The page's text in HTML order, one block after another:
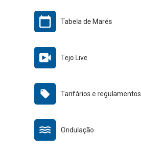
Tabela de Marés
Tejo Live
Tarifários e regulamentos
Ondulação